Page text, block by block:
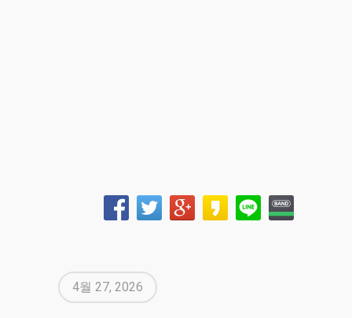
4월 27, 2026